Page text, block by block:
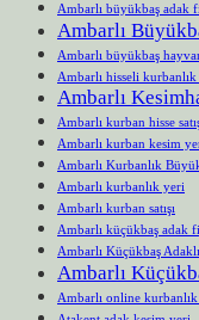
Ambarlı büyükbaş adak
Ambarlı
Ambarlı büyükbaş
Ambarlı hisseli kurbanlık
Ambarlı
Ambarlı kurban hisse
Ambarlı kurban kesim
Ambarlı Kurbanlık
Ambarlı kurbanlık yeri
Ambarlı kurban satışı
Ambarlı küçükbaş adak
Ambarlı Küçükbaş
Ambarlı
Ambarlı online kurbanlık